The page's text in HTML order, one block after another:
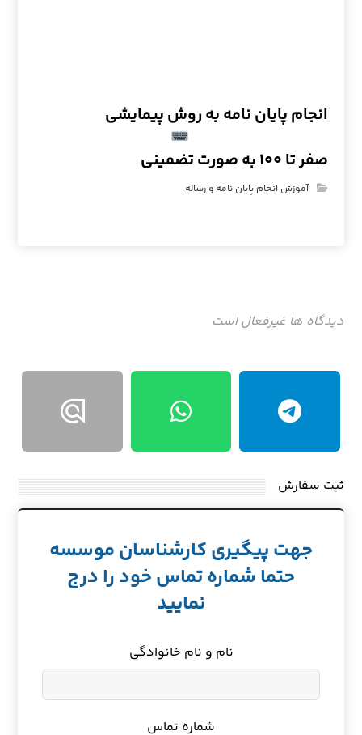
انجام پایان نامه به روش پیمایشی
صفر تا ۱۰۰ به صورت تضمینی
آموزش انجام پایان نامه و رساله
دیدگاه ها غیرفعال است
ثبت سفارش
جهت پیگیری کارشناسان موسسه
حتما شماره تماس خود را درج
نمایید
نام و نام خانوادگی
شماره تماس